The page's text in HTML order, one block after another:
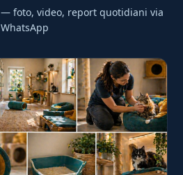
— foto, video, report quotidiani via
WhatsApp